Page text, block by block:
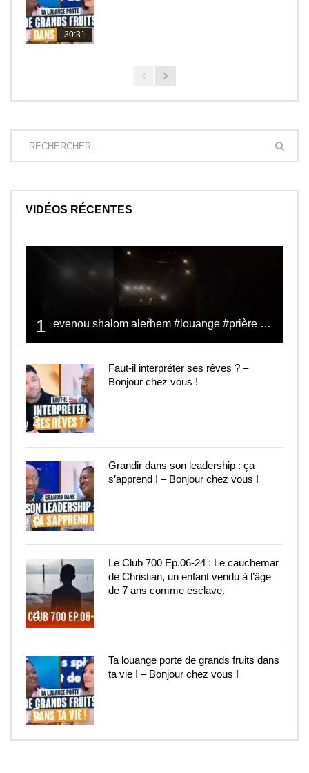
30:31
VIDÉOS RÉCENTES
1 evenou shalom alerhem #louange #prière #shalom
2
Faut-il interpréter ses rêves ? –
Bonjour chez vous !
3
Grandir dans son leadership : ça
s’apprend ! – Bonjour chez vous !
4
Le Club 700 Ep.06-24 : Le cauchemar
de Christian, un enfant vendu à l’âge
de 7 ans comme esclave.
5
Ta louange porte de grands fruits dans
ta vie ! – Bonjour chez vous !